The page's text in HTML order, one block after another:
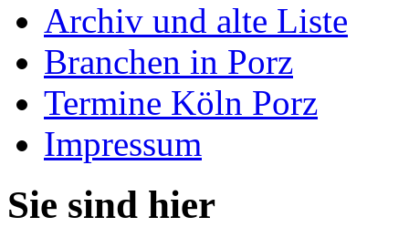
Archiv und alte Liste
Branchen in Porz
Termine Köln Porz
Impressum
Sie sind hier